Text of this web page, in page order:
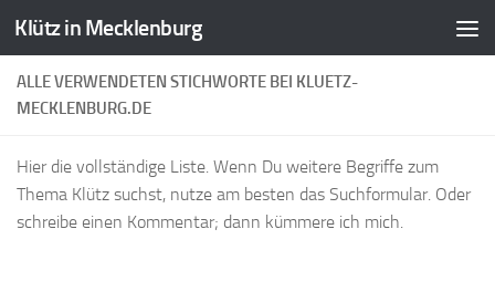
Zum Inhalt springen
Klütz in Mecklenburg
ALLE VERWENDETEN STICHWORTE BEI KLUETZ-
MECKLENBURG.DE
Hier die vollständige Liste. Wenn Du weitere Begriffe zum
Thema Klütz suchst, nutze am besten das Suchformular. Oder
schreibe einen Kommentar; dann kümmere ich mich.